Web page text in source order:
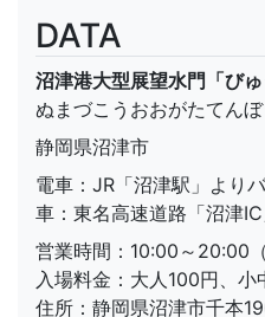
DATA
沼津港大型展望水門「びゅ
ぬまづこうおおがたてん
静岡県沼津市
電車：JR「沼津駅」より
車：東名高速道路「沼津
営業時間：10:00～20:00
入場料金：大人100円、小
住所：静岡県沼津市千本